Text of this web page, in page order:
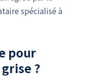
spécialisé à
pour
?